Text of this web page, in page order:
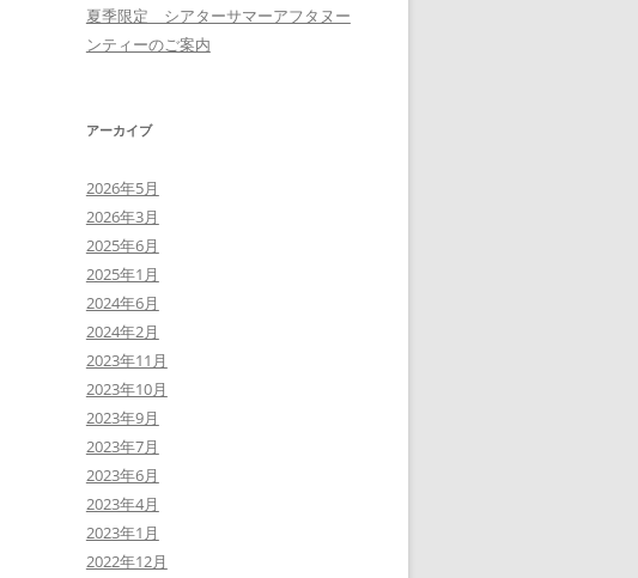
夏季限定 シアターサマーアフタヌー
ンティーのご案内
アーカイブ
2026年5月
2026年3月
2025年6月
2025年1月
2024年6月
2024年2月
2023年11月
2023年10月
2023年9月
2023年7月
2023年6月
2023年4月
2023年1月
2022年12月